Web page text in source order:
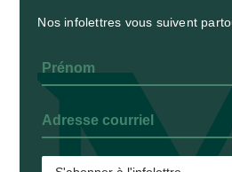
Nos infolettres vous suivent